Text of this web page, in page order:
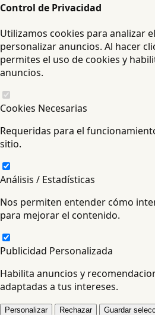
Control de Privacidad
Utilizamos cookies para analizar
personalizar anuncios. Al hacer
permites el uso de cookies y
anuncios.
Cookies Necesarias
Requeridas para el
sitio.
Análisis / Estadísticas
Nos permiten entender cómo
para mejorar el contenido.
Publicidad Personalizada
Habilita anuncios y
adaptadas a tus intereses.
Personalizar Rechazar Guardar